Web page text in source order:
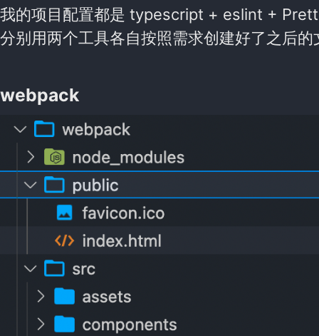
我的项目配置都是 typescript + eslint +
分别用两个工具各自按照需求创建好了之后
webpack